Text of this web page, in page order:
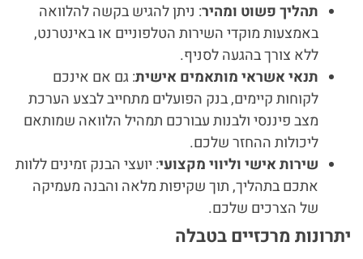
תהליך פשוט ומהיר: ניתן להגיש בקשה להלוואה
באמצעות מוקדי השירות הטלפוניים או באינטרנט,
ללא צורך בהגעה לסניף.
תנאי אשראי מותאמים אישית: גם אם אינכם
לקוחות קיימים, בנק הפועלים מתחייב לבצע הערכת
מצב פיננסי ולבנות עבורכם תמהיל הלוואה שמותאם
ליכולות ההחזר שלכם.
שירות אישי וליווי מקצועי: יועצי הבנק זמינים ללוות
אתכם בתהליך, תוך שקיפות מלאה והבנה מעמיקה
של הצרכים שלכם.
יתרונות מרכזיים בטבלה